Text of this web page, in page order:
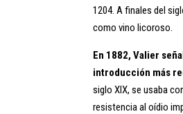
1204. A finales del
como vino licoroso.
En 1882, Valier
introducción más
siglo XIX, se usaba
resistencia al oídio